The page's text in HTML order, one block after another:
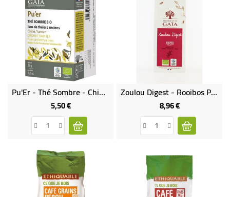
Pu'Er - Thé Sombre - Chine, Yunnan Bio & Équitable
5,50 €Prix
Zoulou Digest - Rooibos Parfumé (Epices Digestives) Bio
8,96 €Prix